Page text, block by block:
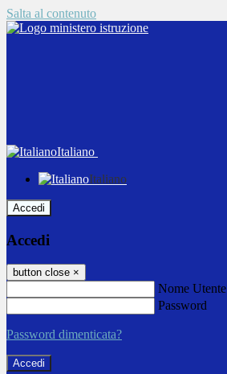
Salta al contenuto
Italiano
Italiano
Accedi
Accedi
button close ×
Nome Utente
Password
Password dimenticata?